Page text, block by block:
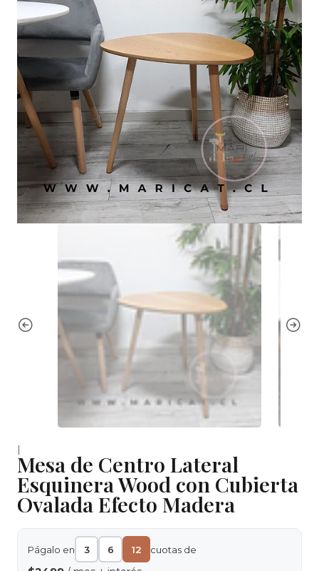
|
Mesa de Centro Lateral
Esquinera Wood con Cubierta
Ovalada Efecto Madera
Págalo en 3 6 12 cuotas de